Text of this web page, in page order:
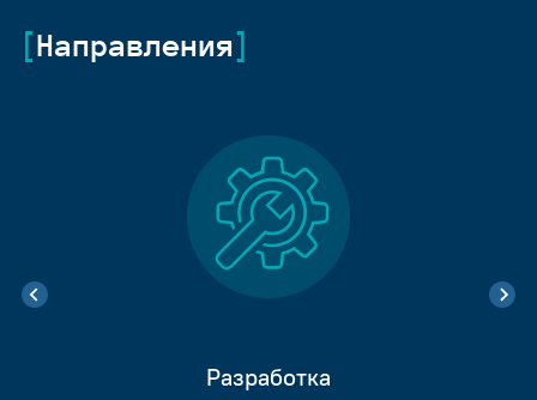
Направления
Разработка